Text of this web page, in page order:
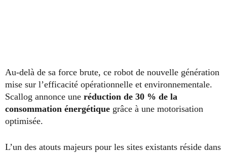
Au-delà de sa force brute, ce robot de nouvelle génération
mise sur l’efficacité opérationnelle et environnementale.
Scallog annonce une réduction de 30 % de la
consommation énergétique grâce à une motorisation
optimisée.
L’un des atouts majeurs pour les sites existants réside dans